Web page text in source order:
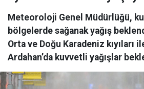
Meteoroloji Genel Müdürlüğü,
bölgelerde sağanak yağış
Orta ve Doğu Karadeniz kıyıları
Ardahan’da kuvvetli yağışlar